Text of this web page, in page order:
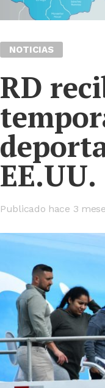
NOTICIAS
RD
EE.UU.
Publicado hace 3